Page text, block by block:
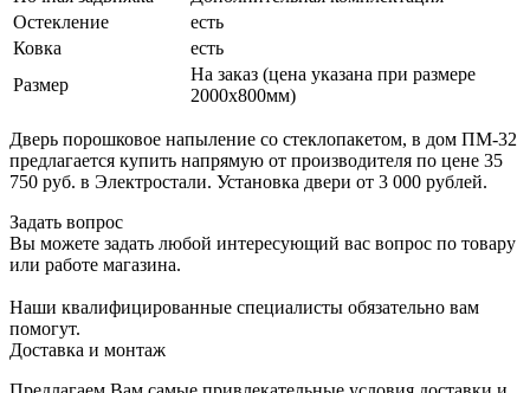
Остекление
есть
Ковка
есть
Размер
На заказ (цена указана при размере
2000х800мм)
Дверь порошковое напыление со стеклопакетом, в дом ПМ-32
предлагается купить напрямую от производителя по цене 35
750 руб. в Электростали. Установка двери от 3 000 рублей.
Задать вопрос
Вы можете задать любой интересующий вас вопрос по товару
или работе магазина.
Наши квалифицированные специалисты обязательно вам
помогут.
Доставка и монтаж